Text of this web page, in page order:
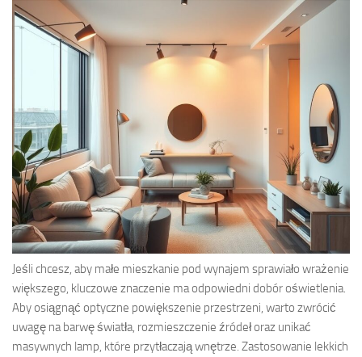
Jeśli chcesz, aby małe mieszkanie pod wynajem sprawiało wrażenie
większego, kluczowe znaczenie ma odpowiedni dobór oświetlenia.
Aby osiągnąć optyczne powiększenie przestrzeni, warto zwrócić
uwagę na barwę światła, rozmieszczenie źródeł oraz unikać
masywnych lamp, które przytłaczają wnętrze. Zastosowanie lekkich